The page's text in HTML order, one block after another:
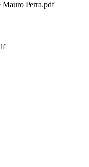
Perra.pdf